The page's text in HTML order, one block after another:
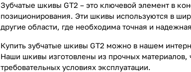
Зубчатые шкивы GT2 – это ключевой элемент в
позиционирования. Эти шкивы используются в
другие области, где необходима точная и
Купить зубчатые шкивы GT2 можно в нашем
Наши шкивы изготовлены из прочных материалов,
требовательных условиях эксплуатации.